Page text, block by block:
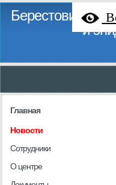
Берестовицкий
и
Главная
Новости
Сотрудники
О центре